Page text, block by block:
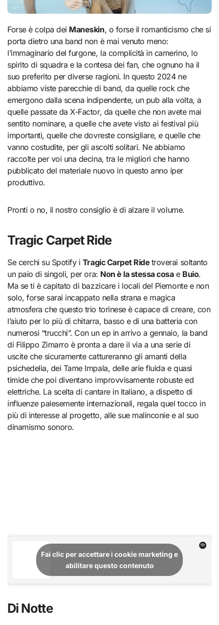
Forse è colpa dei Maneskin, o forse il romanticismo che si
porta dietro una band non è mai venuto meno:
l’immaginario del furgone, la complicità in camerino, lo
spirito di squadra e la contesa dei fan, che ognuno ha il
suo preferito per diverse ragioni. In questo 2024 ne
abbiamo viste parecchie di band, da quelle rock che
emergono dalla scena indipendente, un pub alla volta, a
quelle passate da X-Factor, da quelle che non avete mai
sentito nominare, a quelle che avete visto ai festival più
importanti, quelle che dovreste consigliare, e quelle che
vanno costudite, per gli ascolti solitari. Ne abbiamo
raccolte per voi una decina, tra le migliori che hanno
pubblicato del materiale nuovo in questo anno iper
produttivo.
Pronti o no, il nostro consiglio è di alzare il volume.
Tragic Carpet Ride
Se cerchi su Spotify i Tragic Carpet Ride troverai soltanto
un paio di singoli, per ora: Non è la stessa cosae Buio.
Ma se ti è capitato di bazzicare i locali del Piemonte e non
solo, forse sarai incappato nella strana e magica
atmosfera che questo trio torinese è capace di creare, con
l’aiuto per lo più di chitarra, basso e di una batteria con
numerosi “trucchi”. Con un ep in arrivo a gennaio, la band
di Filippo Zimarro è pronta a dare il via a una serie di
uscite che sicuramente cattureranno gli amanti della
psichedelia, dei Tame Impala, delle arie fluida e quasi
timide che poi diventano improvvisamente robuste ed
elettriche. La scelta di cantare in italiano, a dispetto di
influenze palesemente internazionali, regala quel tocco in
più di interesse al progetto, alle sue malinconie e al suo
dinamismo sonoro.
Fai clic per accettare i cookie marketing e
abilitare questo contenuto
Di Notte